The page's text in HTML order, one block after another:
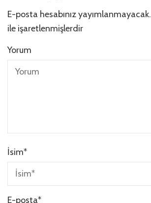
E-posta hesabınız yayımlanmayacak.
ile işaretlenmişlerdir
Yorum
İsim*
E-posta*